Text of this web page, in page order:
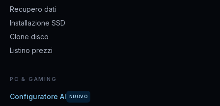
Recupero dati
Installazione SSD
Clone disco
Listino prezzi
PC & GAMING
Configuratore AI NUOVO